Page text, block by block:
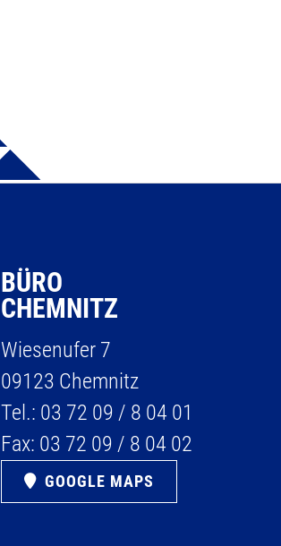
BÜRO
CHEMNITZ
Wiesenufer 7
09123 Chemnitz
Tel.: 03 72 09 / 8 04 01
Fax: 03 72 09 / 8 04 02
GOOGLE MAPS